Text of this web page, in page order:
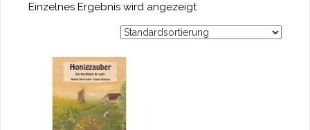
Einzelnes Ergebnis wird angezeigt